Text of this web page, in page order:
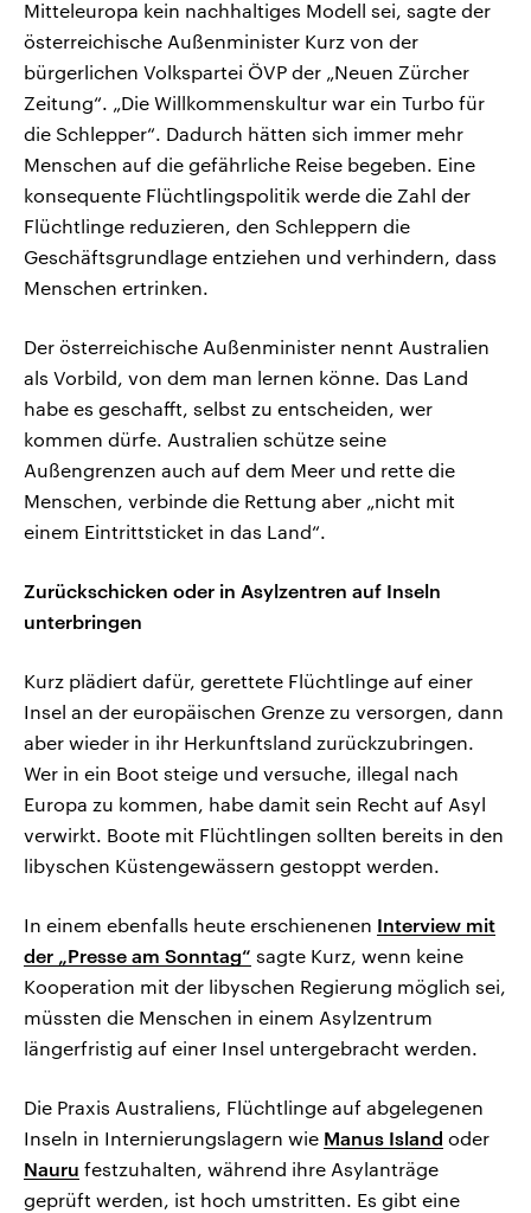
Mitteleuropa kein nachhaltiges Modell sei, sagte der
österreichische Außenminister Kurz von der
bürgerlichen Volkspartei ÖVP der „Neuen Zürcher
Zeitung“. „Die Willkommenskultur war ein Turbo für
die Schlepper“. Dadurch hätten sich immer mehr
Menschen auf die gefährliche Reise begeben. Eine
konsequente Flüchtlingspolitik werde die Zahl der
Flüchtlinge reduzieren, den Schleppern die
Geschäftsgrundlage entziehen und verhindern, dass
Menschen ertrinken.
Der österreichische Außenminister nennt Australien
als Vorbild, von dem man lernen könne. Das Land
habe es geschafft, selbst zu entscheiden, wer
kommen dürfe. Australien schütze seine
Außengrenzen auch auf dem Meer und rette die
Menschen, verbinde die Rettung aber „nicht mit
einem Eintrittsticket in das Land“.
Zurückschicken oder in Asylzentren auf Inseln
unterbringen
Kurz plädiert dafür, gerettete Flüchtlinge auf einer
Insel an der europäischen Grenze zu versorgen, dann
aber wieder in ihr Herkunftsland zurückzubringen.
Wer in ein Boot steige und versuche, illegal nach
Europa zu kommen, habe damit sein Recht auf Asyl
verwirkt. Boote mit Flüchtlingen sollten bereits in den
libyschen Küstengewässern gestoppt werden.
In einem ebenfalls heute erschienenen Interview mit
der „Presse am Sonntag“ sagte Kurz, wenn keine
Kooperation mit der libyschen Regierung möglich sei,
müssten die Menschen in einem Asylzentrum
längerfristig auf einer Insel untergebracht werden.
Die Praxis Australiens, Flüchtlinge auf abgelegenen
Inseln in Internierungslagern wie Manus Island oder
Nauru festzuhalten, während ihre Asylanträge
geprüft werden, ist hoch umstritten. Es gibt eine